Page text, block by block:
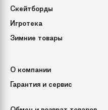
Скейтборды
Игротека
Зимние товары
О компании
Гарантия и сервис